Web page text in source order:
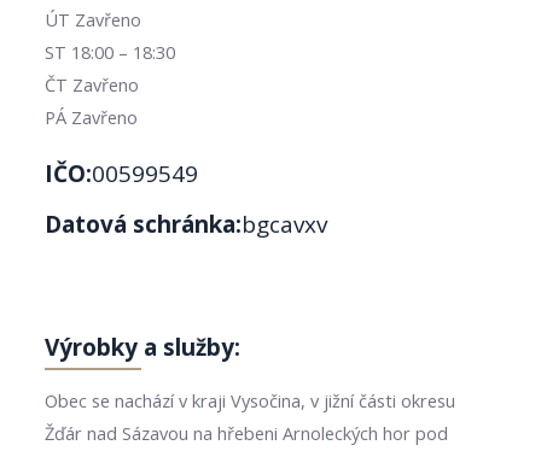
ÚT Zavřeno
ST 18:00 – 18:30
ČT Zavřeno
PÁ Zavřeno
IČO:00599549
Datová schránka:bgcavxv
Výrobky a služby:
Obec se nachází v kraji Vysočina, v jižní části okresu
Žďár nad Sázavou na hřebeni Arnoleckých hor pod